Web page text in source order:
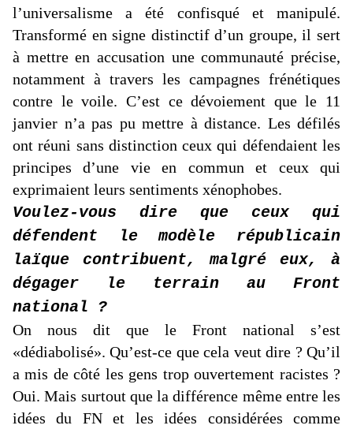
l’universalisme a été confisqué et manipulé.
Transformé en signe distinctif d’un groupe, il sert
à mettre en accusation une communauté précise,
notamment à travers les campagnes frénétiques
contre le voile. C’est ce dévoiement que le 11
janvier n’a pas pu mettre à distance. Les défilés
ont réuni sans distinction ceux qui défendaient les
principes d’une vie en commun et ceux qui
exprimaient leurs sentiments xénophobes.
Voulez-vous dire que ceux qui
défendent le modèle républicain
laïque contribuent, malgré eux, à
dégager le terrain au Front
national ?
On nous dit que le Front national s’est
«dédiabolisé». Qu’est-ce que cela veut dire ? Qu’il
a mis de côté les gens trop ouvertement racistes ?
Oui. Mais surtout que la différence même entre les
idées du FN et les idées considérées comme